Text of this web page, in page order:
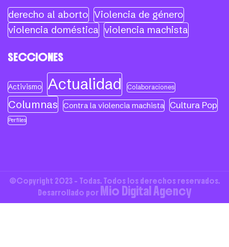
derecho al aborto Violencia de género
violencia doméstica violencia machista
SECCIONES
Activismo Actualidad Colaboraciones
Columnas Contra la violencia machista Cultura Pop
Perfiles
©Copyright 2023 - Todas. Todos los derechos reservados.
Desarrollado por Mio Digital Agency